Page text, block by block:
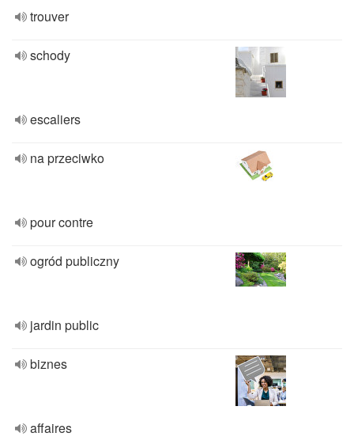
trouver
schody
escaliers
na przeciwko
pour contre
ogród publiczny
jardin public
biznes
affaires